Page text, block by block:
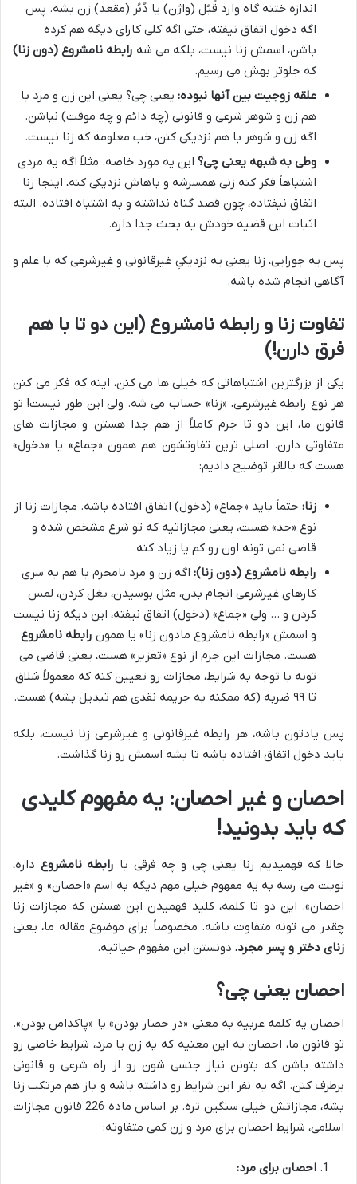
اندازه ختنه گاه وارد قُبُل (واژن) یا دُبُر (مقعد) زن بشه. پس
اگه دخول اتفاق نیفته، حتی اگه کلی کارای دیگه هم کرده
باشن، اسمش زنا نیست، بلکه می شه رابطه نامشروع (دون زنا)
که جلوتر بهش می رسیم.
علقه زوجیت بین آنها نبوده: یعنی چی؟ یعنی این زن و مرد با
هم زن و شوهر شرعی و قانونی (چه دائم و چه موقت) نباشن.
اگه زن و شوهر با هم نزدیکی کنن، خب معلومه که زنا نیست.
وطی به شبهه یعنی چی؟ این یه مورد خاصه. مثلاً اگه یه مردی
اشتباهاً فکر کنه زنی همسرشه و باهاش نزدیکی کنه، اینجا زنا
اتفاق نیفتاده، چون قصد گناه نداشته و به اشتباه افتاده. البته
اثبات این قضیه خودش یه بحث جدا داره.
پس یه جورایی، زنا یعنی یه نزدیکیِ غیرقانونی و غیرشرعی که با علم و
آگاهی انجام شده باشه.
تفاوت زنا و رابطه نامشروع (این دو تا با هم
فرق دارن!)
یکی از بزرگترین اشتباهاتی که خیلی ها می کنن، اینه که فکر می کنن
هر نوع رابطه غیرشرعی، «زنا» حساب می شه. ولی این طور نیست! تو
قانون ما، این دو تا جرم کاملاً از هم جدا هستن و مجازات های
متفاوتی دارن. اصلی ترین تفاوتشون هم همون «جماع» یا «دخول»
هست که بالاتر توضیح دادیم:
زنا: حتماً باید «جماع» (دخول) اتفاق افتاده باشه. مجازات زنا از
نوع «حد» هست، یعنی مجازاتیه که تو شرع مشخص شده و
قاضی نمی تونه اون رو کم یا زیاد کنه.
رابطه نامشروع (دون زنا): اگه زن و مرد نامحرم با هم یه سری
کارهای غیرشرعی انجام بدن، مثل بوسیدن، بغل کردن، لمس
کردن و … ولی «جماع» (دخول) اتفاق نیفته، این دیگه زنا نیست
و اسمش «رابطه نامشروع مادون زنا» یا همون رابطه نامشروع
هست. مجازات این جرم از نوع «تعزیر» هست، یعنی قاضی می
تونه با توجه به شرایط، مجازات رو تعیین کنه که معمولاً شلاق
تا ۹۹ ضربه (که ممکنه به جریمه نقدی هم تبدیل بشه) هست.
پس یادتون باشه، هر رابطه غیرقانونی و غیرشرعی زنا نیست، بلکه
باید دخول اتفاق افتاده باشه تا بشه اسمش رو زنا گذاشت.
احصان و غیر احصان: یه مفهوم کلیدی
که باید بدونید!
حالا که فهمیدیم زنا یعنی چی و چه فرقی با رابطه نامشروع داره،
نوبت می رسه به یه مفهوم خیلی مهم دیگه به اسم «احصان» و «غیر
احصان». این دو تا کلمه، کلید فهمیدن این هستن که مجازات زنا
چقدر می تونه متفاوت باشه. مخصوصاً برای موضوع مقاله ما، یعنی
زنای دختر و پسر مجرد، دونستن این مفهوم حیاتیه.
احصان یعنی چی؟
احصان یه کلمه عربیه به معنی «در حصار بودن» یا «پاکدامن بودن».
تو قانون ما، احصان به این معنیه که یه زن یا مرد، شرایط خاصی رو
داشته باشن که بتونن نیاز جنسی شون رو از راه شرعی و قانونی
برطرف کنن. اگه یه نفر این شرایط رو داشته باشه و باز هم مرتکب زنا
بشه، مجازاتش خیلی سنگین تره. بر اساس ماده 226 قانون مجازات
اسلامی، شرایط احصان برای مرد و زن کمی متفاوته:
احصان برای مرد: